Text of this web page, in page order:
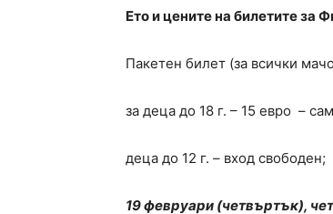
Ето и цените на билетите за
Пакетен билет (за всички
за деца до 18 г. – 15 евро –
деца до 12 г. – вход свободен;
19 февруари (четвъртък),